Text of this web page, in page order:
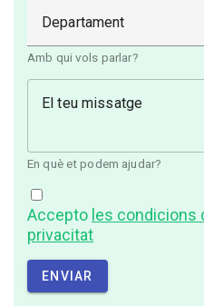
Departament
Amb qui vols parlar?
El teu missatge
En què et podem ajudar?
Accepto les condicions
privacitat
ENVIAR